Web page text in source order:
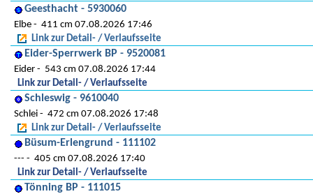
Geesthacht - 5930060
Elbe
411 cm 07.08.2026 17:46
Link zur Detail- / Verlaufsseite
Eider-Sperrwerk BP - 9520081
Eider
543 cm 07.08.2026 17:44
Link zur Detail- / Verlaufsseite
Schleswig - 9610040
Schlei
472 cm 07.08.2026 17:48
Link zur Detail- / Verlaufsseite
Büsum-Erlengrund - 111102
---
405 cm 07.08.2026 17:40
Link zur Detail- / Verlaufsseite
Tönning BP - 111015